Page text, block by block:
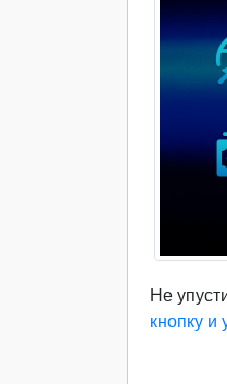
Не
кнопку и